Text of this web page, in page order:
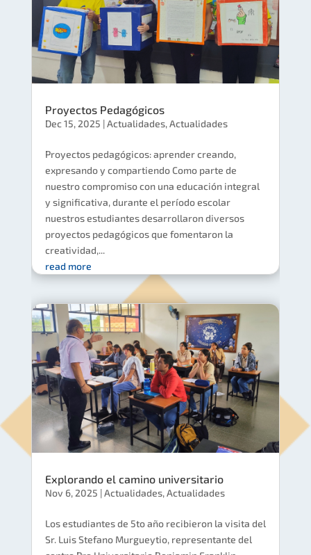
Proyectos Pedagógicos
Dec 15, 2025 |Actualidades,Actualidades
Proyectos pedagógicos: aprender creando,
expresando y compartiendo Como parte de
nuestro compromiso con una educación integral
y significativa, durante el período escolar
nuestros estudiantes desarrollaron diversos
proyectos pedagógicos que fomentaron la
creatividad,...
read more
Explorando el camino universitario
Nov 6, 2025 |Actualidades,Actualidades
Los estudiantes de 5to año recibieron la visita del
Sr. Luis Stefano Murgueytio, representante del